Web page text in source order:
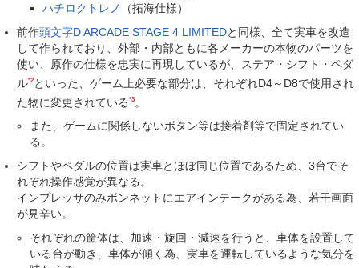
ハチロクトレノ
（拓海仕様）
前作頭文字D ARCADE STAGE 4 LIMITEDと同様、全て実車を改造
して作られており、外部・内部ともに各メーカーの本物のパーツを
使い、原作の仕様を忠実に再現しているが、ステア・シフト・ペダ
ル*2といった、ゲーム上必要な部分は、それぞれD4～D8で使用され
た物に変更されている *3 。
また、ゲームに関係しないボタン等は接着剤等で固定されてい
る。
シフトやペダルの位置は実車とほぼ同じ位置であるため、3台でそ
れぞれ操作感覚が異なる。
インプレッサのみボンネットにエアインテークがある為、若干画面
が見辛い。
それぞれの筐体は、加速・旋回・減速を行うと、車体を設置して
いる台が動き、車体が傾く為、実車を運転しているような気分を